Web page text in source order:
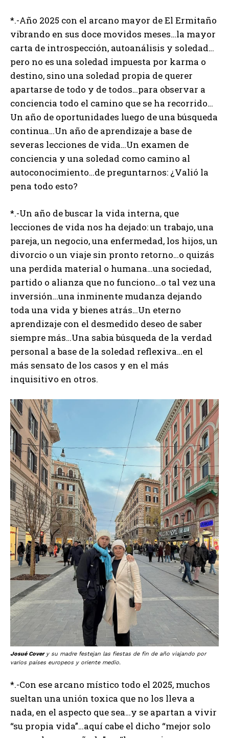
*.-Año 2025 con el arcano mayor de El Ermitaño
vibrando en sus doce movidos meses…la mayor
carta de introspección, autoanálisis y soledad…
pero no es una soledad impuesta por karma o
destino, sino una soledad propia de querer
apartarse de todo y de todos…para observar a
conciencia todo el camino que se ha recorrido…
Un año de oportunidades luego de una búsqueda
continua…Un año de aprendizaje a base de
severas lecciones de vida…Un examen de
conciencia y una soledad como camino al
autoconocimiento…de preguntarnos: ¿Valió la
pena todo esto?
*.-Un año de buscar la vida interna, que
lecciones de vida nos ha dejado: un trabajo, una
pareja, un negocio, una enfermedad, los hijos, un
divorcio o un viaje sin pronto retorno…o quizás
una perdida material o humana…una sociedad,
partido o alianza que no funciono…o tal vez una
inversión…una inminente mudanza dejando
toda una vida y bienes atrás…Un eterno
aprendizaje con el desmedido deseo de saber
siempre más…Una sabia búsqueda de la verdad
personal a base de la soledad reflexiva…en el
más sensato de los casos y en el más
inquisitivo en otros.
Josué Cover y su madre festejan las fiestas de fin de año viajando por
varios países europeos y oriente medio.
*.-Con ese arcano místico todo el 2025, muchos
sueltan una unión toxica que no los lleva a
nada, en el aspecto que sea…y se apartan a vivir
“su propia vida”…aquí cabe el dicho “mejor solo